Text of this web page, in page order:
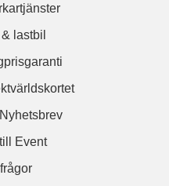
lastbil
Event